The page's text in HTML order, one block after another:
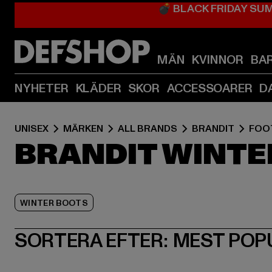
💣 BLACK FRIDAY
MÄN KVINNOR
NYHETER KLÄDER SKOR ACCESSOARER
UNISEX MÄRKEN ALL BRANDS BRANDIT
BRANDIT
WINTER BOOTS
SORTERA EFTER: MEST